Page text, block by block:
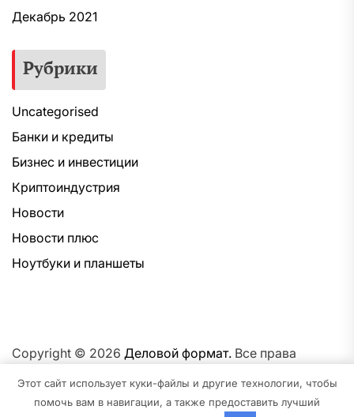
Декабрь 2021
Рубрики
Uncategorised
Банки и кредиты
Бизнес и инвестиции
Криптоиндустрия
Новости
Новости плюс
Ноутбуки и планшеты
Copyright © 2026 Деловой формат. Все права
платформеWordPress.
Этот сайт использует куки-файлы и другие технологии, чтобы
помочь вам в навигации, а также предоставить лучший